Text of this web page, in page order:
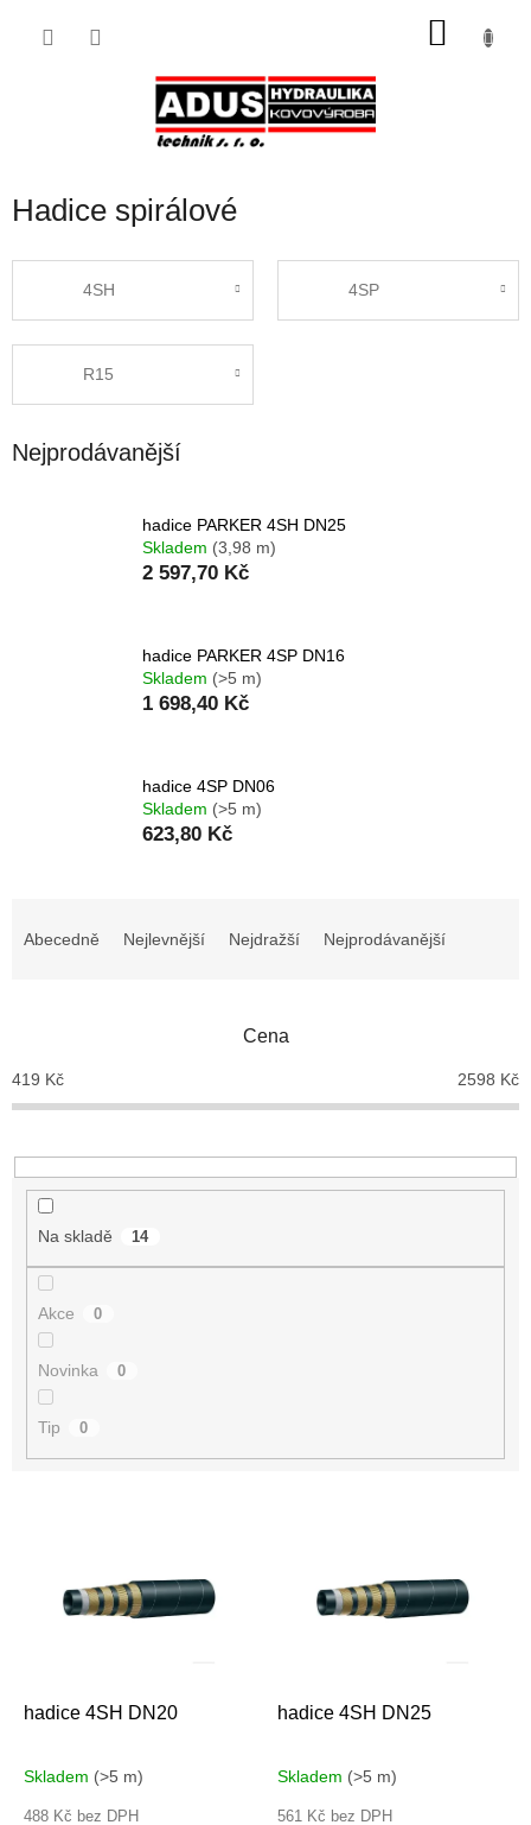
Hadice spirálové
4SH 4SP
R15
Nejprodávanější
hadice PARKER 4SH DN25
Skladem (3,98 m)
2 597,70 Kč
hadice PARKER 4SP DN16
Skladem (>5 m)
1 698,40 Kč
hadice 4SP DN06
Skladem (>5 m)
623,80 Kč
p
r
u
Abecedně Nejlevnější Nejdražší Nejprodávanější
Cena
419 Kč 2598 Kč
Na skladě 14
Akce 0
Novinka 0
Tip 0
hadice 4SH DN20
Skladem (>5 m)
488 Kč bez DPH
hadice 4SH DN25
Skladem (>5 m)
561 Kč bez DPH